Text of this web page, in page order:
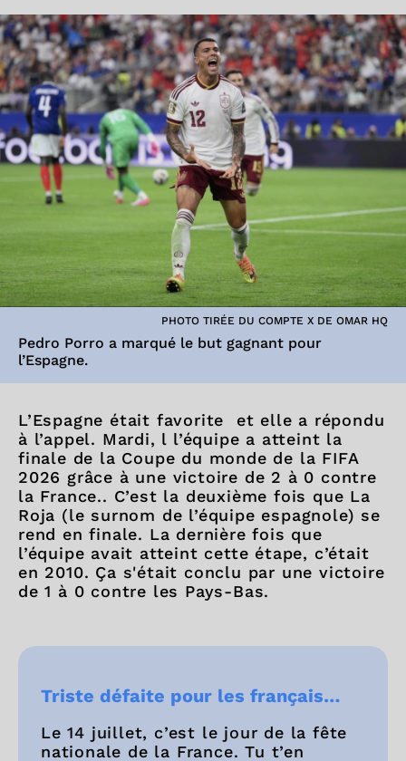
PHOTO TIRÉE DU COMPTE X DE OMAR HQ
Pedro Porro a marqué le but gagnant pour
l’Espagne.
L’Espagne était favorite et elle a répondu
à l’appel. Mardi, l l’équipe a atteint la
finale de la Coupe du monde de la FIFA
2026 grâce à une victoire de 2 à 0 contre
la France.. C’est la deuxième fois que La
Roja (le surnom de l’équipe espagnole) se
rend en finale. La dernière fois que
l’équipe avait atteint cette étape, c’était
en 2010. Ça s'était conclu par une victoire
de 1 à 0 contre les Pays-Bas.
Triste défaite pour les français…
Le 14 juillet, c’est le jour de la fête
nationale de la France. Tu t’en